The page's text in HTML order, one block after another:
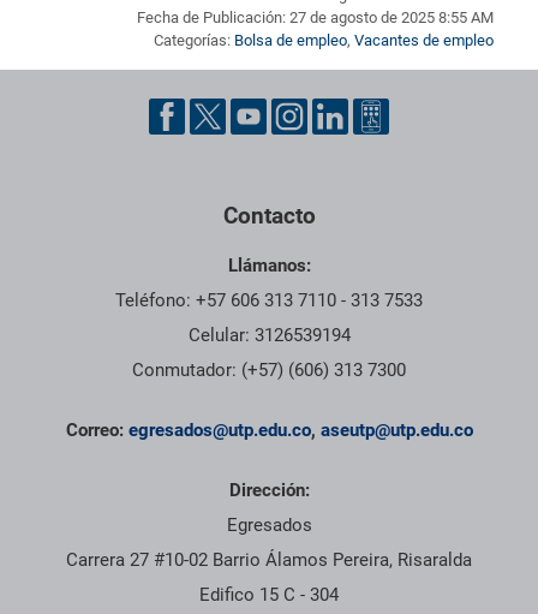
Fecha de Publicación: 27 de agosto de 2025 8:55 AM
Categorías: Bolsa de empleo, Vacantes de empleo
Pie de página con información de contacto, redes sociales y
Contacto
Llámanos:
Teléfono: +57 606 313 7110 - 313 7533
Celular: 3126539194
Conmutador: (+57) (606) 313 7300
Correo: egresados@utp.edu.co, aseutp@utp.edu.co
Dirección:
Egresados
Carrera 27 #10-02 Barrio Álamos Pereira, Risaralda
Edifico 15 C - 304